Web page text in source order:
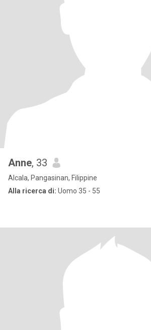
Anne, 33
Alcala, Pangasinan, Filippine
Alla ricerca di: Uomo 35 - 55